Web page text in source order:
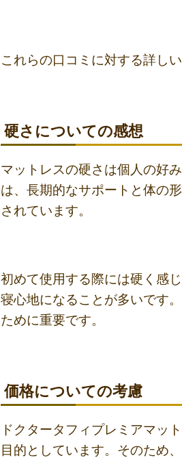
これらの口コミに対する詳し
硬さについての感想
マットレスの硬さは個人の好
は、長期的なサポートと体の
されています。
初めて使用する際には硬く感
寝心地になることが多いです
ために重要です。
価格についての考慮
ドクタータフィプレミアマッ
目的としています。そのため